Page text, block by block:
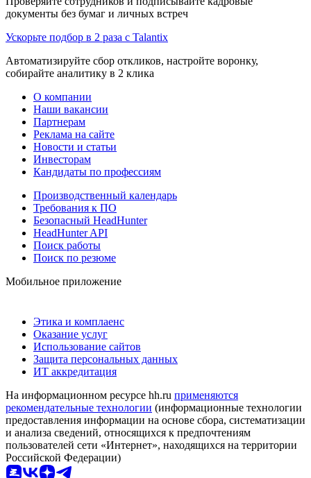
документы без бумаг и личных встреч
Ускорьте подбор в 2 раза с Talantix
Автоматизируйте сбор откликов, настройте воронку,
собирайте аналитику в 2 клика
О компании
Наши вакансии
Партнерам
Реклама на сайте
Новости и статьи
Инвесторам
Кандидаты по профессиям
Производственный календарь
Требования к ПО
Безопасный HeadHunter
HeadHunter API
Поиск работы
Поиск по резюме
Мобильное приложение
Этика и комплаенс
Оказание услуг
Использование сайтов
Защита персональных данных
ИТ аккредитация
На информационном ресурсе hh.ru применяются
рекомендательные технологии (информационные технологии
предоставления информации на основе сбора, систематизации
и анализа сведений, относящихся к предпочтениям
пользователей сети «Интернет», находящихся на территории
Российской Федерации)